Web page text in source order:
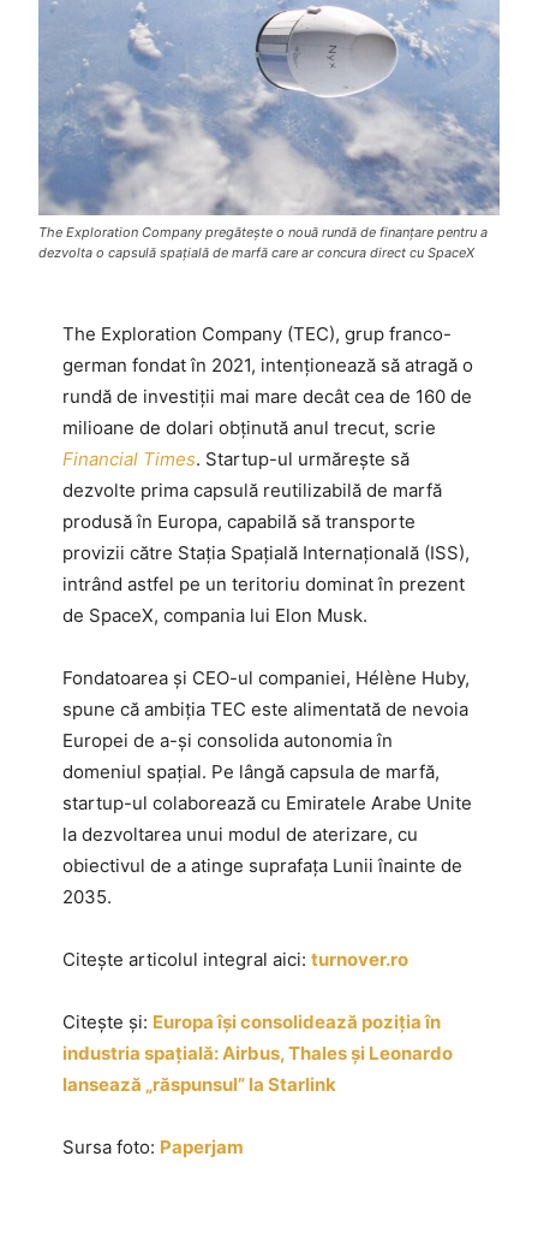
The Exploration Company pregătește o nouă rundă de finanțare pentru a
dezvolta o capsulă spațială de marfă care ar concura direct cu SpaceX
The Exploration Company (TEC), grup franco-
german fondat în 2021, intenționează să atragă o
rundă de investiții mai mare decât cea de 160 de
milioane de dolari obținută anul trecut, scrie
Financial Times. Startup-ul urmărește să
dezvolte prima capsulă reutilizabilă de marfă
produsă în Europa, capabilă să transporte
provizii către Stația Spațială Internațională (ISS),
intrând astfel pe un teritoriu dominat în prezent
de SpaceX, compania lui Elon Musk.
Fondatoarea și CEO-ul companiei, Hélène Huby,
spune că ambiția TEC este alimentată de nevoia
Europei de a-și consolida autonomia în
domeniul spațial. Pe lângă capsula de marfă,
startup-ul colaborează cu Emiratele Arabe Unite
la dezvoltarea unui modul de aterizare, cu
obiectivul de a atinge suprafața Lunii înainte de
2035.
Citește articolul integral aici: turnover.ro
Citește și: Europa își consolidează poziția în
industria spațială: Airbus, Thales și Leonardo
lansează „răspunsul” la Starlink
Sursa foto: Paperjam